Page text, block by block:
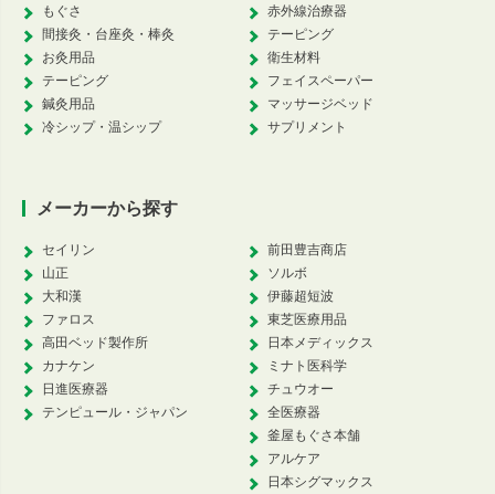
もぐさ
間接灸・台座灸・棒灸
お灸用品
テーピング
鍼灸用品
冷シップ・温シップ
赤外線治療器
テーピング
衛生材料
フェイスペーパー
マッサージベッド
サプリメント
メーカーから探す
セイリン
山正
大和漢
ファロス
高田ベッド製作所
カナケン
日進医療器
テンピュール・ジャパン
前田豊吉商店
ソルボ
伊藤超短波
東芝医療用品
日本メディックス
ミナト医科学
チュウオー
全医療器
釜屋もぐさ本舗
アルケア
日本シグマックス